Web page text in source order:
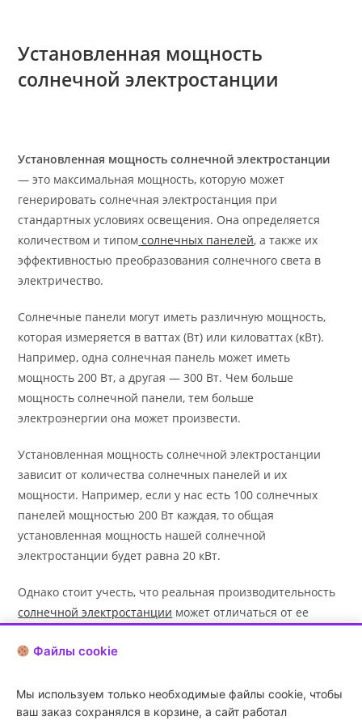
содержимому
Установленная мощность
солнечной электростанции
Установленная мощность солнечной электростанции
— это максимальная мощность, которую может
генерировать солнечная электростанция при
стандартных условиях освещения. Она определяется
количеством и типом солнечных панелей, а также их
эффективностью преобразования солнечного света в
электричество.
Солнечные панели могут иметь различную мощность,
которая измеряется в ваттах (Вт) или киловаттах (кВт).
Например, одна солнечная панель может иметь
мощность 200 Вт, а другая — 300 Вт. Чем больше
мощность солнечной панели, тем больше
электроэнергии она может произвести.
Установленная мощность солнечной электростанции
зависит от количества солнечных панелей и их
мощности. Например, если у нас есть 100 солнечных
панелей мощностью 200 Вт каждая, то общая
установленная мощность нашей солнечной
электростанции будет равна 20 кВт.
Однако стоит учесть, что реальная производительность
солнечной электростанции может отличаться от ее
факторами, такими как погода (солнечное излучение),
Тем не менее, установленная мощность является
Файлы cookie
Мы используем только необходимые файлы cookie, чтобы
ваш заказ сохранялся в корзине, а сайт работал